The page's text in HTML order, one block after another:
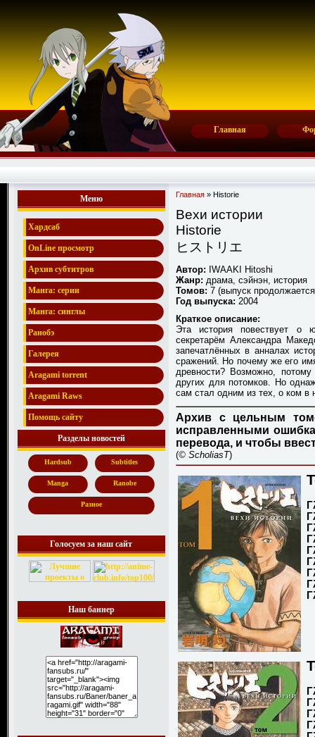
Главная
Меню
Хардсаб
OnLine просмотр
Архив субтитров
Манга: серии
Манга: синглы
Ранобэ
Галерея
Aragami torrent
Aragami Raws
Помощь сайту
Разделы новостей
Hardsub Subtitles
Manga Ranobe
Разное
Голосуем за наш сайт
Наш баннер
Главная » Historie
Вехи истории
Historie
ヒストリエ
Автор: IWAAKI Hitoshi
Жанр: драма, сэйнэн, история
Томов: 7 (выпуск
Год выпуска: 2004
Краткое описание:
Эта история повествует о
секретарём Александра
запечатлённых в анналах
сражений. Но почему же его
древности? Возможно,
других для потомков. Но
сам стал одним из тех, о ком в
Архив с цельным
исправленными
перевода, и чтобы
(© ScholiasT)